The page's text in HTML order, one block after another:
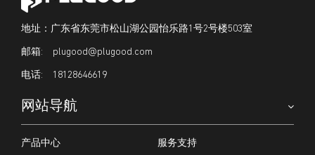
地址：广东省东莞市松山湖公园怡乐路1号2号楼503室
plugood@plugood.com
18128646619
网站导航
产品中心 服务支持